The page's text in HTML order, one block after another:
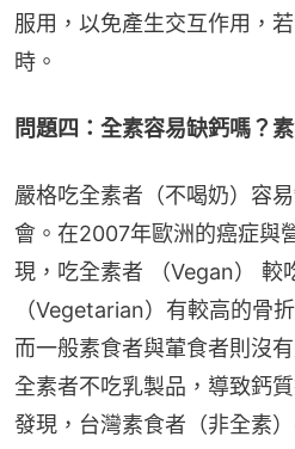
服用，以免產生交互作用，
時。
問題四：全素容易缺鈣嗎？
嚴格吃全素者（不喝奶）容
會。在2007年歐洲的癌症與
現，吃全素者 （Vegan） 較
（Vegetarian）有較高的骨
而一般素食者與葷食者則沒
全素者不吃乳製品，導致鈣
發現，台灣素食者（非全素